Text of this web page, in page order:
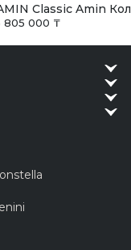
Classic Amin
805 000 ₸